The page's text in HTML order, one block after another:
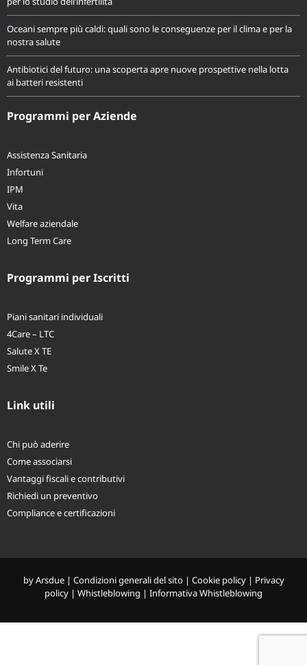
Spermatozoi creati in laboratorio: la ricerca apre nuove prospettive
per lo studio dell’infertilità
Oceani sempre più caldi: quali sono le conseguenze per il clima e per la
nostra salute
Antibiotici del futuro: una scoperta apre nuove prospettive nella lotta
ai batteri resistenti
Assistenza Sanitaria
Infortuni
IPM
Vita
Welfare aziendale
Piani sanitari individuali
4Care – LTC
Salute X TE
Chi può aderire
Come associarsi
Vantaggi fiscali e contributivi
Richiedi un preventivo
Arsdue|Condizioni generali del sito|Cookie policy|Privacy